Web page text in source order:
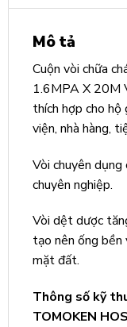
Mô tả
Cuộn vòi chữa
1.6MPA X 20M
thích hợp cho hộ
viện, nhà hàng,
Vòi chuyên
chuyên nghiệp.
Vòi dệt dược
tạo nên ống bền
mặt đất.
Thông số kỹ
TOMOKEN